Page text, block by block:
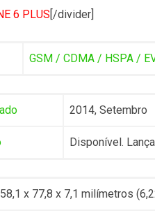
6 PLUS[/divider]
GSM / CDMA / HSPA /
2014, Setembro
Disponível.
x 77,8 x 7,1 milímetros